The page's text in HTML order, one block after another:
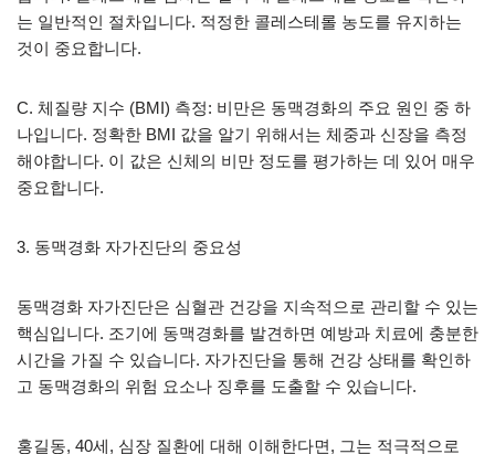
는 일반적인 절차입니다. 적정한 콜레스테롤 농도를 유지하는
것이 중요합니다.
C. 체질량 지수 (BMI) 측정: 비만은 동맥경화의 주요 원인 중 하
나입니다. 정확한 BMI 값을 알기 위해서는 체중과 신장을 측정
해야합니다. 이 값은 신체의 비만 정도를 평가하는 데 있어 매우
중요합니다.
3. 동맥경화 자가진단의 중요성
동맥경화 자가진단은 심혈관 건강을 지속적으로 관리할 수 있는
핵심입니다. 조기에 동맥경화를 발견하면 예방과 치료에 충분한
시간을 가질 수 있습니다. 자가진단을 통해 건강 상태를 확인하
고 동맥경화의 위험 요소나 징후를 도출할 수 있습니다.
홍길동, 40세, 심장 질환에 대해 이해한다면, 그는 적극적으로